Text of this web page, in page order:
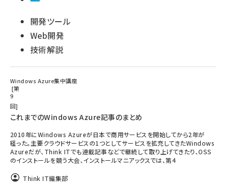
開発ツール
Web開発
技術解説
Windows Azure集中講座
第
9
回
これまでのWindows Azure記事のまとめ
2010年にWindows Azureが日本で商用サービスを開始してから2年が
経った。主要クラウドサービスの1つとしてサービスを拡充してきたWindows
Azureだが、Think ITでも連載記事などで継続して取り上げてきたり、OSS
のインストールを競う大会、インストールマニアックスでは、第4
Think IT編集部